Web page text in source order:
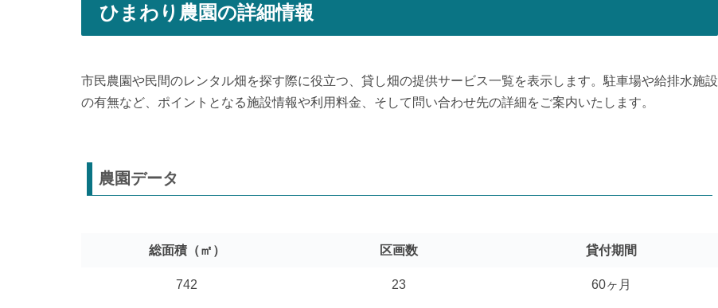
ひまわり農園の詳細情報
市民農園や民間のレンタル畑を探す際に役立つ、貸し畑の提供サービス一覧を表示します。駐車場や給排水施設
の有無など、ポイントとなる施設情報や利用料金、そして問い合わせ先の詳細をご案内いたします。
農園データ
総面積（㎡） 区画数 貸付期間
742 23 60ヶ月